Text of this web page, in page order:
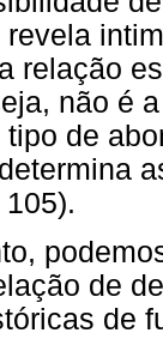
relação
não é
de
de
de